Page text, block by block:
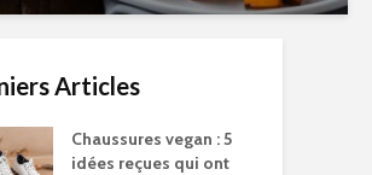
Articles
Chaussures vegan : 5
idées reçues qui ont